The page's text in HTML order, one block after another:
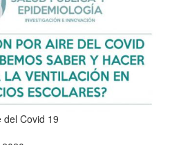
del Covid 19